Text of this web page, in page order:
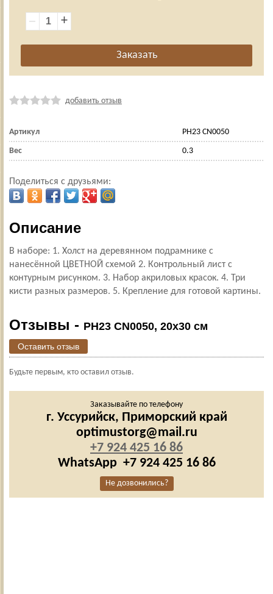
+
добавить отзыв
Артикул PH23 CN0050
Вес 0.3
Поделиться с друзьями:
Описание
В наборе: 1. Холст на деревянном подрамнике с
нанесённой ЦВЕТНОЙ схемой 2. Контрольный лист с
контурным рисунком. 3. Набор акриловых красок. 4. Три
кисти разных размеров. 5. Крепление для готовой картины.
Отзывы - PH23 CN0050, 20х30 см
Оставить отзыв
Будьте первым, кто оставил отзыв.
Заказывайте по телефону
г. Уссурийск, Приморский край
optimustorg@mail.ru
+7 924 425 16 86
WhatsApp +7 924 425 16 86
Не дозвонились?